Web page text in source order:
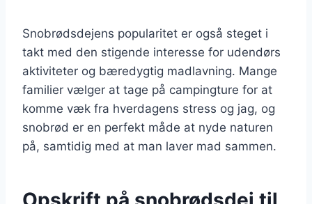
Snobrødsdejens popularitet er også steget i
takt med den stigende interesse for udendørs
aktiviteter og bæredygtig madlavning. Mange
familier vælger at tage på campingture for at
komme væk fra hverdagens stress og jag, og
snobrød er en perfekt måde at nyde naturen
på, samtidig med at man laver mad sammen.